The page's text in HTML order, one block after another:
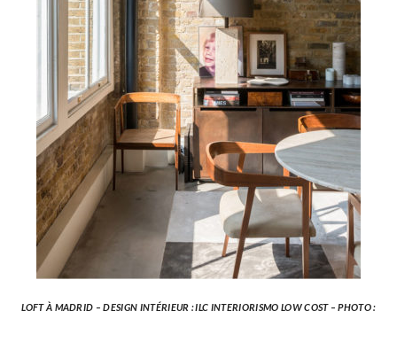
LOFT À MADRID – DESIGN INTÉRIEUR : ILC INTERIORISMO LOW COST – PHOTO :